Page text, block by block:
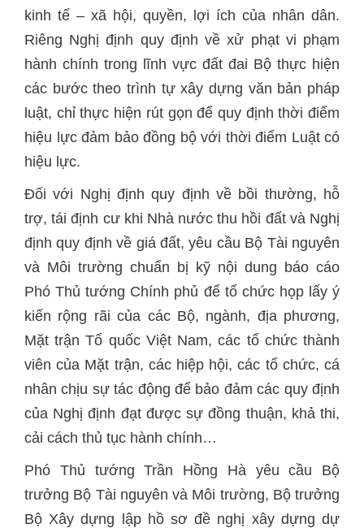
kinh tế – xã hội, quyền, lợi ích của nhân dân.
Riêng Nghị định quy định về xử phạt vi phạm
hành chính trong lĩnh vực đất đai Bộ thực hiện
các bước theo trình tự xây dựng văn bản pháp
luật, chỉ thực hiện rút gọn để quy định thời điểm
hiệu lực đảm bảo đồng bộ với thời điểm Luật có
hiệu lực.
Đối với Nghị định quy định về bồi thường, hỗ
trợ, tái định cư khi Nhà nước thu hồi đất và Nghị
định quy định về giá đất, yêu cầu Bộ Tài nguyên
và Môi trường chuẩn bị kỹ nội dung báo cáo
Phó Thủ tướng Chính phủ để tổ chức họp lấy ý
kiến rộng rãi của các Bộ, ngành, địa phương,
Mặt trận Tổ quốc Việt Nam, các tổ chức thành
viên của Mặt trận, các hiệp hội, các tổ chức, cá
nhân chịu sự tác động để bảo đảm các quy định
của Nghị định đạt được sự đồng thuận, khả thi,
cải cách thủ tục hành chính…
Phó Thủ tướng Trần Hồng Hà yêu cầu Bộ
trưởng Bộ Tài nguyên và Môi trường, Bộ trưởng
Bộ Xây dựng lập hồ sơ đề nghị xây dựng dự